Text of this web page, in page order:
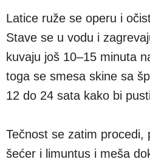
Latice ruže se operu i
Stave se u vodu i
kuvaju još 10–15 minuta
toga se smesa skine sa
12 do 24 sata kako bi
Tečnost se zatim procedi,
šećer i limuntus i meša